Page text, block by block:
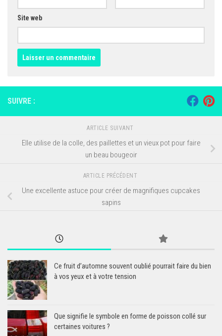
Site web
SUIVRE :
ARTICLE SUIVANT
Elle utilise de la colle, des paillettes et un vieux pot pour faire
un beau bougeoir
ARTICLE PRÉCÉDENT
Une excellente astuce pour créer de magnifiques cupcakes
sapins
Ce fruit d’automne souvent oublié pourrait faire du bien
à vos yeux et à votre tension
Que signifie le symbole en forme de poisson collé sur
certaines voitures ?